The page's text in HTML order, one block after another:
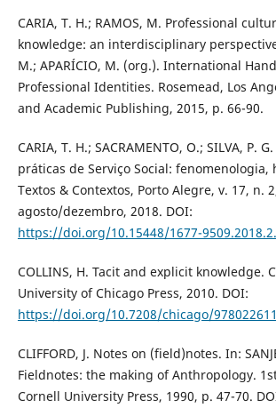
CARIA, T. H.; RAMOS, M. Professional
knowledge: an interdisciplinary
M.; APARÍCIO, M. (org.). International
Professional Identities. Rosemead, Los
and Academic Publishing, 2015, p. 66-90.
CARIA, T. H.; SACRAMENTO, O.; SILVA, P.
práticas de Serviço Social: fenomenologia,
Textos & Contextos, Porto Alegre, v. 17, n.
agosto/dezembro, 2018. DOI:
https://doi.org/10.15448/1677-
COLLINS, H. Tacit and explicit knowledge.
University of Chicago Press, 2010. DOI:
https://doi.org/10.7208/chicago/
CLIFFORD, J. Notes on (field)notes. In:
Fieldnotes: the making of Anthropology.
Cornell University Press, 1990, p. 47-70.